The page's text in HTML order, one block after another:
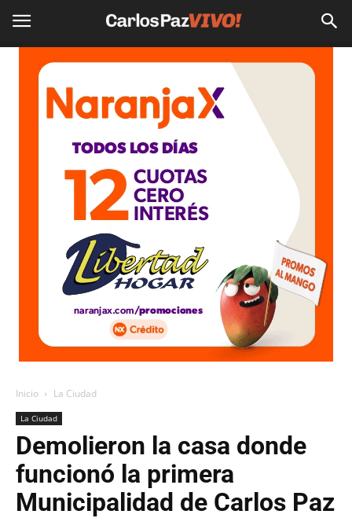
Inicio La Ciudad
La Ciudad
Demolieron la casa donde
funcionó la primera
Municipalidad de Carlos Paz